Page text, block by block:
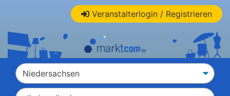
Veranstalterlogin / Registrieren